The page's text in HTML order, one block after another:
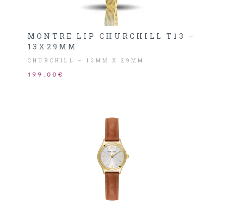
MONTRE LIP CHURCHILL T13 –
13X29MM
CHURCHILL – 13MM X 29MM
199,00€